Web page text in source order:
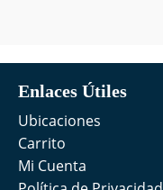
Enlaces Útiles
Ubicaciones
Carrito
Mi Cuenta